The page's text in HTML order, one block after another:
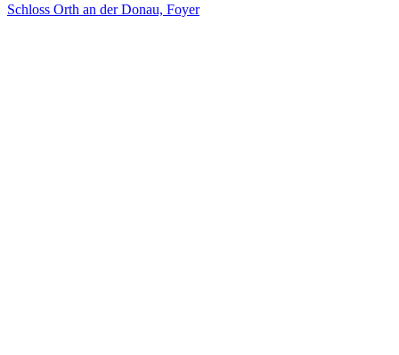
Schloss Orth an der Donau, Foyer